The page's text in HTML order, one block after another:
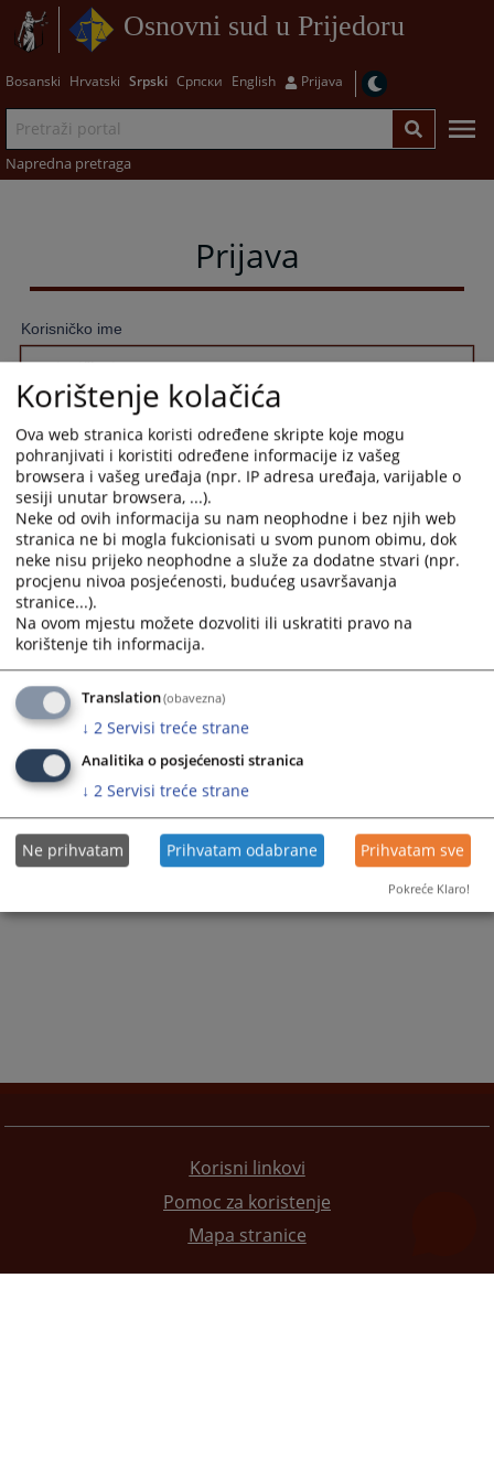
Osnovni sud u Prijedoru
Bosanski Hrvatski Srpski Српски English Prijava
Napredna pretraga
Prijava
Korisničko ime
Zapamti me
Prijava
Zaboravili ste lozinku?
Želite postati član?
Korisni linkovi
Pomoc za koristenje
Mapa stranice
Korištenje kolačića
Ova web stranica koristi određene skripte koje mogu
pohranjivati i koristiti određene informacije iz vašeg
browsera i vašeg uređaja (npr. IP adresa uređaja, varijable o
sesiji unutar browsera, ...).
Neke od ovih informacija su nam neophodne i bez njih web
stranica ne bi mogla fukcionisati u svom punom obimu, dok
neke nisu prijeko neophodne a služe za dodatne stvari (npr.
procjenu nivoa posjećenosti, budućeg usavršavanja
stranice...).
Na ovom mjestu možete dozvoliti ili uskratiti pravo na
korištenje tih informacija.
Translation(obavezna)
↓ 2 Servisi treće strane
Analitika o posjećenosti stranica
↓ 2 Servisi treće strane
Ne prihvatam Prihvatam odabrane Prihvatam sve
Pokreće Klaro!